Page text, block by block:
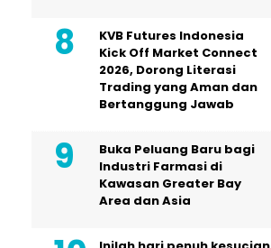
KVB Futures Indonesia
Kick Off Market Connect
2026, Dorong Literasi
Trading yang Aman dan
Bertanggung Jawab
Buka Peluang Baru bagi
Industri Farmasi di
Kawasan Greater Bay
Area dan Asia